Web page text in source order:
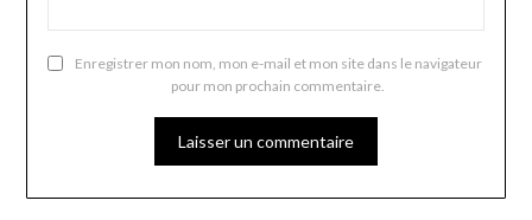
Enregistrer mon nom, mon e-mail et mon site dans le navigateur
pour mon prochain commentaire.